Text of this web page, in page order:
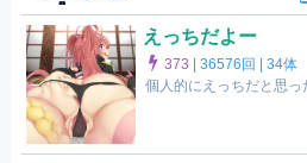
えっちだよー
373 |36576回 |34体
個人的にえっちだと思